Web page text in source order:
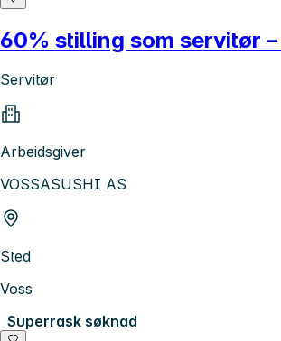
60% stilling som servitør
Servitør
Arbeidsgiver
VOSSASUSHI AS
Sted
Voss
Superrask søknad